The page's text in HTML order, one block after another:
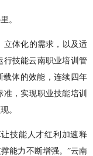
。
体化的需求，以及适
行技能云南职业培训管
载体的效能，连续四年
，实现职业技能培训
。
技能人才红利加速释
能力不断增强。”云南